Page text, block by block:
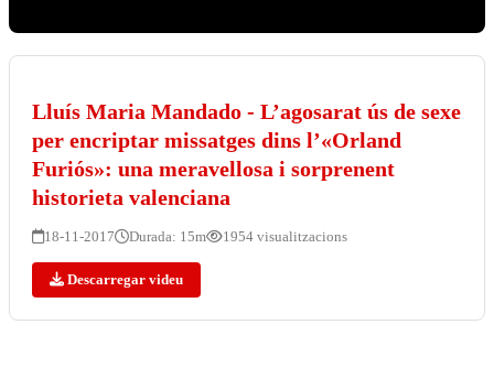
Lluís Maria Mandado - L’agosarat ús de sexe
per encriptar missatges dins l’«Orland
Furiós»: una meravellosa i sorprenent
historieta valenciana
18-11-2017 Durada: 15m 1954 visualitzacions
Descarregar videu